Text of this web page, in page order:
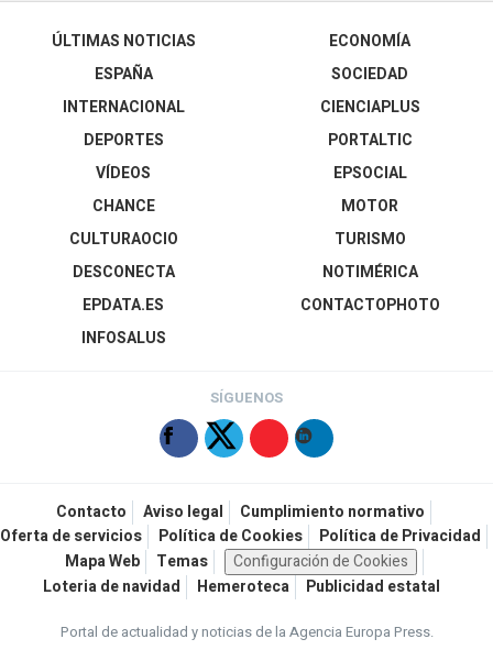
ÚLTIMAS NOTICIAS
ESPAÑA
INTERNACIONAL
DEPORTES
VÍDEOS
ECONOMÍA
SOCIEDAD
CIENCIAPLUS
PORTALTIC
EPSOCIAL
CHANCE
CULTURAOCIO
DESCONECTA
EPDATA.ES
INFOSALUS
MOTOR
TURISMO
NOTIMÉRICA
CONTACTOPHOTO
SÍGUENOS
Contacto Aviso legal
Cumplimiento normativo
Oferta de servicios
Política de Cookies
Política de Privacidad
Mapa Web
Temas
Configuración de Cookies
Loteria de navidad
Hemeroteca Publicidad estatal
Portal de actualidad y noticias de la Agencia Europa Press.